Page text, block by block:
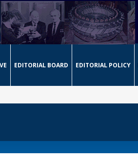
EDITORIAL BOARD EDITORIAL POLICY